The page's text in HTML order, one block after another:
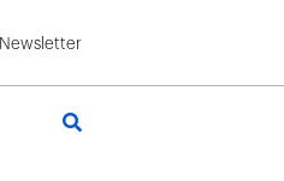
Newsletter